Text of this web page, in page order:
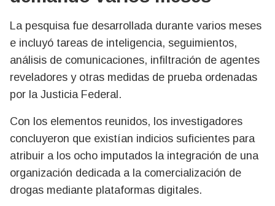
La pesquisa fue desarrollada durante varios meses
e incluyó tareas de inteligencia, seguimientos,
análisis de comunicaciones, infiltración de agentes
reveladores y otras medidas de prueba ordenadas
por la Justicia Federal.
Con los elementos reunidos, los investigadores
concluyeron que existían indicios suficientes para
atribuir a los ocho imputados la integración de una
organización dedicada a la comercialización de
drogas mediante plataformas digitales.